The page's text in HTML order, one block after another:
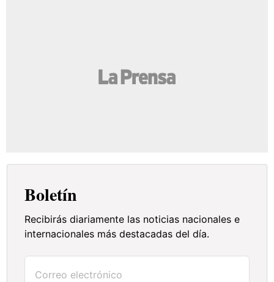
Boletín
Recibirás diariamente las noticias nacionales e
internacionales más destacadas del día.